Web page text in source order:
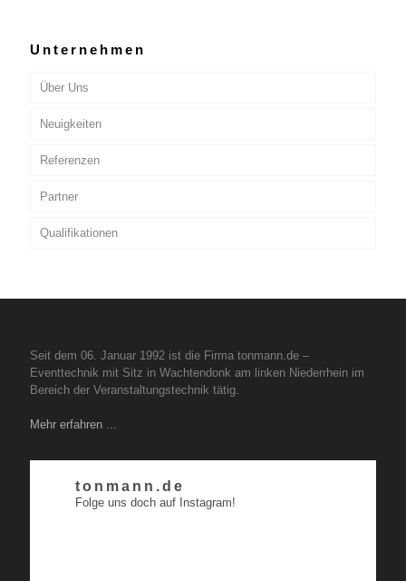
Unternehmen
Über Uns
Neuigkeiten
Referenzen
Partner
Qualifikationen
Seit dem 06. Januar 1992 ist die Firma tonmann.de –
Eventtechnik mit Sitz in Wachtendonk am linken Niederrhein im
Bereich der Veranstaltungstechnik tätig.
Mehr erfahren ...
tonmann.de
Folge uns doch auf Instagram!